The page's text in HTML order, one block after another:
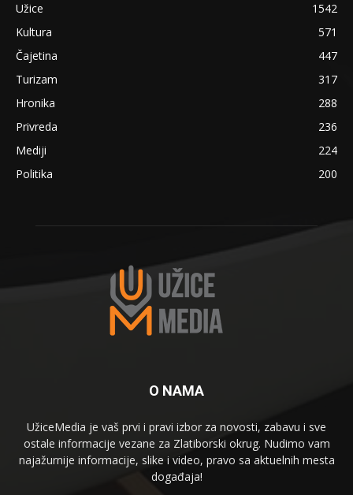
Užice
1542
Kultura
571
Čajetina
447
Turizam
317
Hronika
288
Privreda
236
Mediji
224
Politika
200
O NAMA
UžiceMedia je vaš prvi i pravi izbor za novosti, zabavu i sve
ostale informacije vezane za Zlatiborski okrug. Nudimo vam
najažurnije informacije, slike i video, pravo sa aktuelnih mesta
događaja!